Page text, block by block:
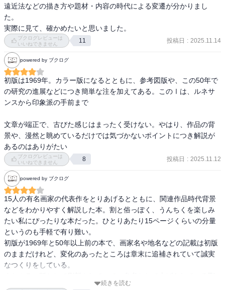
い（逆に言うとピンとくるように書いている技術）。
もちろん、絵そのものの写真も掲載されているのだが、新書サイズ
だしモノクロだし1960年代の印刷技術だし、言語的な説明が必須と
いう事情もあるだろう。
しかし一方で、限られた紙幅なのでそういった「基礎情報」ではな
く早く本論に進みたいのが人情だ。それをこらえているとも言える
のだし（前振り、撒き餌だと割り切るのがプロなのか）。
というわけで、絵について論じた内容を云々する以前に、文章が良
くて感服してしまった。
れば目新しさはないのかもしれないし、もしかすると先行研究をま
とめたものでオリジナリティはないのかもしれない。
そういった留保条件がありつつも、★５つ評価にしてしまう。
ちなみに、本書と正反対に位置付けられるのが洲之内徹だと思う。
でも私は洲之内も好きなんだよね。
—『カラー版　名画を見る眼　Ⅰ　油彩画誕生からマネまで (岩波新
書)』高階 秀爾著
「しかしいずれにしても、油絵の技法の登場が絵画の表現能力を飛
躍的に高めたことは否定し得ない。そして、その油絵の技法が、フ
ァン・アイクを中心とするフランドル地方でまず発達したというこ
とは、この地方が早くから活発な商業活動を示していたことと無関
係ではないであろう。商人たちの現実主義的なものの見方というも
のが、油絵による写実的表現の大きな支えになっているからであ
ぎながら、それらのシンボルを日常的に現実表現のなかにさりげな
く覆い隠し、新しい市民的室内肖像画を創り出したこの「アルノル
フィニ夫妻の肖像」は、やはり新しい時代の到来を告げる輝かしい
序曲であったと言ってもよいであろう。」
—『カラー版　名画を見る眼　Ⅰ　油彩画誕生からマネまで (岩波新
書)』高階 秀爾著
「そのこまかい意味を探るための鍵のひとつは、フローラの後ろに
いる例のニンフである。このニンフは、一見して明らかなように、
すぐ前にいるフローラ女神とは、あらゆる点で対照的に描かれてい
る。例えば、フローラの衣裳は、ありとあらゆる華やかな花で飾ら
れているのに対し、ニンフの衣裳には何の飾りもない。ニンフは後
ろを振り向きながら追跡者の手を逃れようとする不安定なポーズを
見せているのに対し、フローラの方は、まっすぐ前を向いたまま、
遠近法などの描き方や題材・内容の時代による変遷が分かりまし
た。
実際に見て、確かめたいと思いました。
ブクログレビューは
いいねできません
11 投稿日 : 2025.11.14
powered by ブクログ
初版は1969年。カラー版になるとともに、参考図版や、この50年で
の研究の進展などにつき簡単な注を加えてある。このⅠは、ルネサ
ンスから印象派の手前まで
文章が端正で、古びた感じはまったく受けない。やはり、作品の背
景や、漫然と眺めているだけでは気づかないポイントにつき解説が
あるのはありがたい
ブクログレビューは
いいねできません
8 投稿日 : 2025.11.12
powered by ブクログ
15人の有名画家の代表作をとりあげるとともに、関連作品時代背景
などをわかりやすく解説した本。割と俗っぽく、うんちくを楽しみ
たい私にぴったりな本だった。ひとりあたり15ページくらいの分量
というのも手軽で有り難い。
初版が1969年と50年以上前の本で、画家名や地名などの記載は初版
のままだけれど、変化のあったところは章末に追補されていて誠実
なつくりをしている。
刻や絵画までカラーで掲載されているのは素晴らしいと思う。
続きを読む